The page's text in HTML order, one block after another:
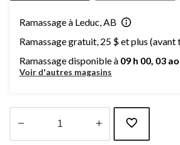
Ramassage à Leduc, AB
Ramassage gratuit, 25 $ et plus (avant
Ramassage disponible à 09 h 00, 03
Voir d'autres magasins